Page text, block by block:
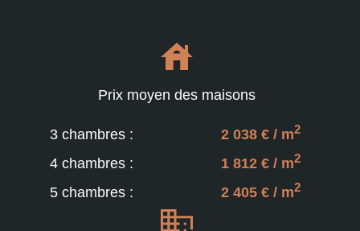
Prix moyen des maisons
3 chambres : 2 038 € / m2
4 chambres : 1 812 € / m2
5 chambres : 2 405 € / m2